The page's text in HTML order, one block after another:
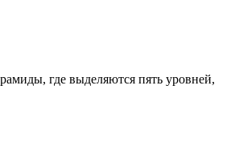
где выделяются пять уровней,